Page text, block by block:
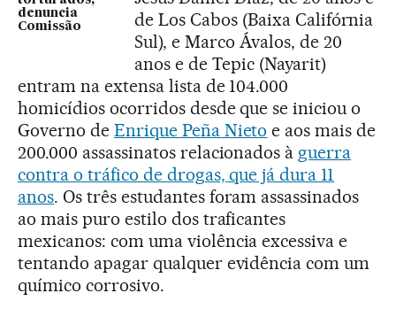
denuncia
Comissão
de Los Cabos (Baixa Califórnia
Sul), e Marco Ávalos, de 20
anos e de Tepic (Nayarit)
entram na extensa lista de 104.000
homicídios ocorridos desde que se iniciou o
Governo de Enrique Peña Nieto e aos mais de
200.000 assassinatos relacionados à guerra
contra o tráfico de drogas, que já dura 11
anos. Os três estudantes foram assassinados
ao mais puro estilo dos traficantes
mexicanos: com uma violência excessiva e
tentando apagar qualquer evidência com um
químico corrosivo.